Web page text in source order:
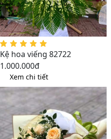
Kệ hoa viếng 82722
1.000.000đ
Xem chi tiết